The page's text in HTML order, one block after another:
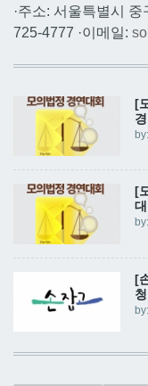
·주소: 서울특별시
725-4777 ·이메일:
[
by:
[
by:
[
by: